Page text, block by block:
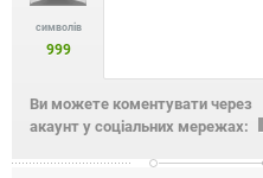
символів
999
Ви можете коментувати через
акаунт у соціальних мережах: